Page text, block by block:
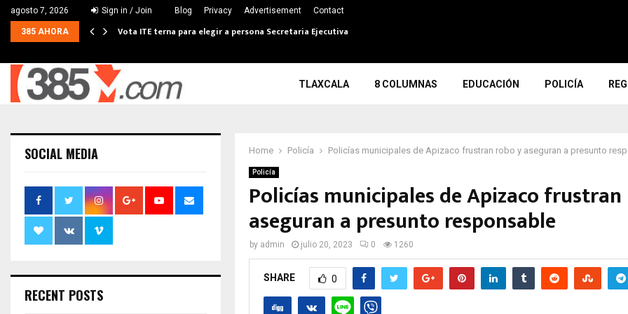
agosto 7, 2026 Sign in / Join Blog Privacy Advertisement Contact
385 AHORA Vota ITE terna para elegir a persona Secretaria Ejecutiva
TLAXCALA 8 COLUMNAS EDUCACIÓN POLICÍA
Home Policía Policías municipales de Apizaco frustran robo y aseguran a presunto
Policía
Policías municipales de Apizaco
aseguran a presunto responsable
by admin julio 20, 2023 0 1260
SHARE 0
SOCIAL MEDIA
RECENT POSTS